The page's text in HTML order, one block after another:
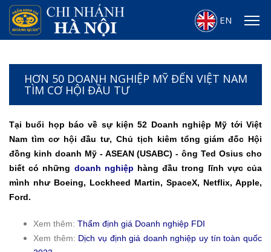
EN
HƠN 50 DOANH NGHIỆP MỸ ĐẾN VIỆT NAM
TÌM CƠ HỘI ĐẦU TƯ
Tại buổi họp báo về sự kiện 52 Doanh nghiệp Mỹ tới Việt
Nam tìm cơ hội đầu tư, Chủ tịch kiêm tổng giám đốc Hội
đồng kinh doanh Mỹ - ASEAN (USABC) - ông Ted Osius cho
biết có những doanh nghiệp hàng đầu trong lĩnh vực của
mình như Boeing, Lockheed Martin, SpaceX, Netflix, Apple,
Ford.
Xem thêm: Thẩm định giá Doanh nghiệp FDI
Xem thêm: Dịch vụ định giá doanh nghiệp uy tín toàn quốc